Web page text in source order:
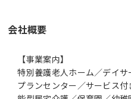
会社概要
【事業案内】
特別養護老人ホーム／デイ
プランセンター／サービス